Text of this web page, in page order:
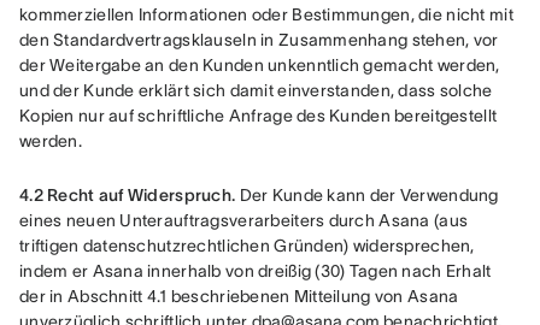
kommerziellen Informationen oder Bestimmungen, die nicht mit
den Standardvertragsklauseln in Zusammenhang stehen, vor
der Weitergabe an den Kunden unkenntlich gemacht werden,
und der Kunde erklärt sich damit einverstanden, dass solche
Kopien nur auf schriftliche Anfrage des Kunden bereitgestellt
werden.
4.2 Recht auf Widerspruch. Der Kunde kann der Verwendung
eines neuen Unterauftragsverarbeiters durch Asana (aus
triftigen datenschutzrechtlichen Gründen) widersprechen,
indem er Asana innerhalb von dreißig (30) Tagen nach Erhalt
der in Abschnitt 4.1 beschriebenen Mitteilung von Asana